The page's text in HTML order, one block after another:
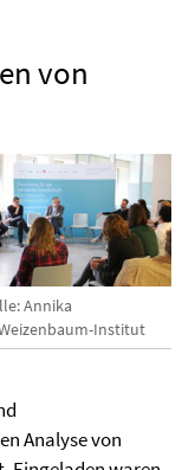
von
Annika
Institut
Analyse von